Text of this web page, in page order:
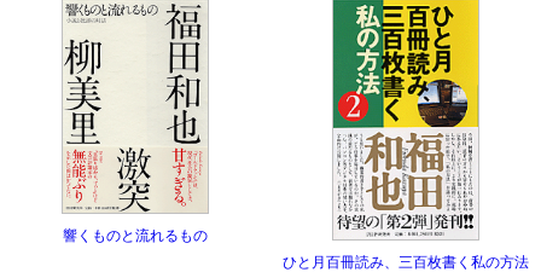
響くものと流れるもの
ひと月百冊読み、三百枚書く私の方法